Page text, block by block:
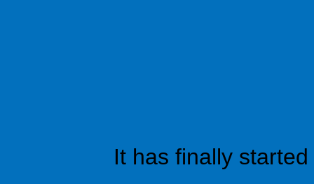
It has finally started